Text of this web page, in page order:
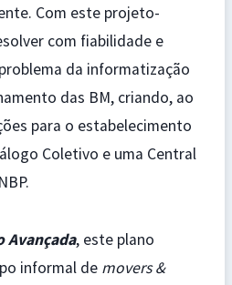
Com este projeto-
com fiabilidade e
da informatização
das BM, criando, ao
para o estabelecimento
Coletivo e uma Central
Avançada, este plano
informal de movers &